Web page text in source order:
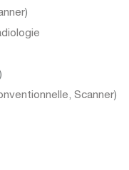
)
)
,Scanner)